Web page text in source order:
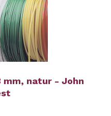
mm, natur - John